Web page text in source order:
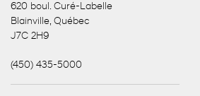
620 boul. Curé-Labelle
Blainville, Québec
J7C 2H9
(450) 435-5000